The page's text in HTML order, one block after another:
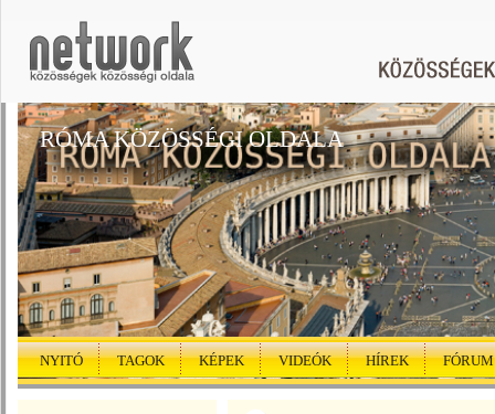
RÓMA KÖZÖSSÉGI OLDALA
NYITÓ TAGOK KÉPEK VIDEÓK HÍREK FÓRUM